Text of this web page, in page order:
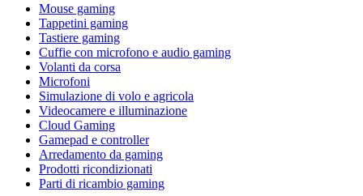
Mouse gaming
Tappetini gaming
Tastiere gaming
Cuffie con microfono e audio gaming
Volanti da corsa
Microfoni
Simulazione di volo e agricola
Videocamere e illuminazione
Cloud Gaming
Gamepad e controller
Arredamento da gaming
Prodotti ricondizionati
Parti di ricambio gaming